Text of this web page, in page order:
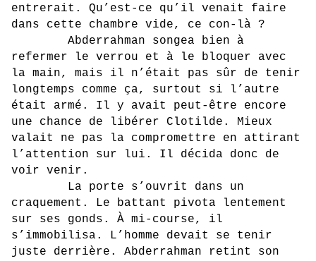
entrerait. Qu’est-ce qu’il venait faire
dans cette chambre vide, ce con-là ?
Abderrahman songea bien à
refermer le verrou et à le bloquer avec
la main, mais il n’était pas sûr de tenir
longtemps comme ça, surtout si l’autre
était armé. Il y avait peut-être encore
une chance de libérer Clotilde. Mieux
valait ne pas la compromettre en attirant
l’attention sur lui. Il décida donc de
voir venir.
La porte s’ouvrit dans un
craquement. Le battant pivota lentement
sur ses gonds. À mi-course, il
s’immobilisa. L’homme devait se tenir
juste derrière. Abderrahman retint son